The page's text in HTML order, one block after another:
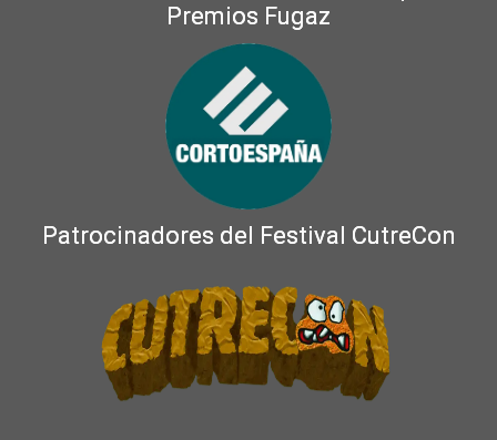
Premios Fugaz
Patrocinadores del Festival CutreCon